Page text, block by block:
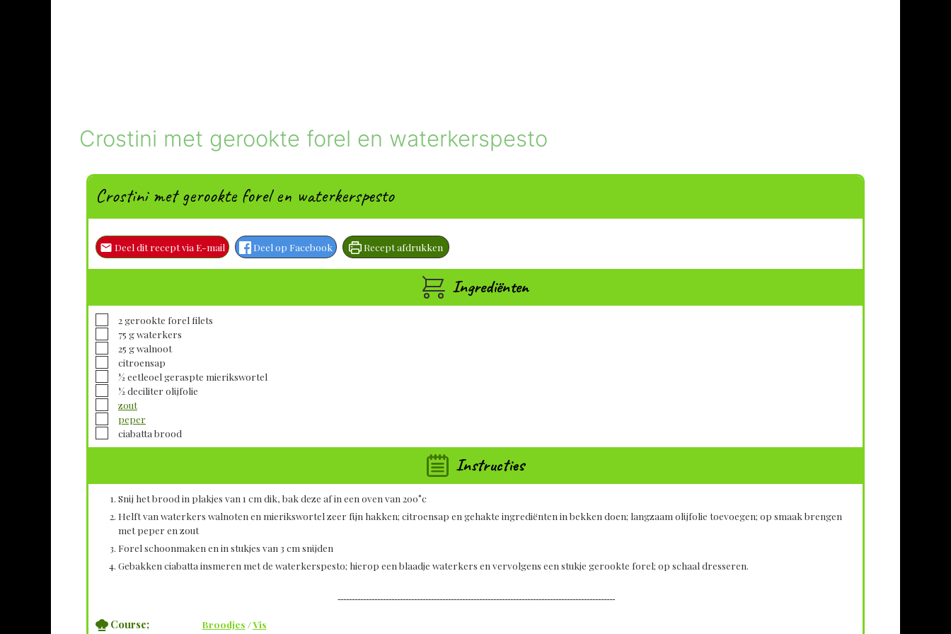
Crostini met gerookte forel en waterkerspesto
Crostini met gerookte forel en waterkerspesto
Deel dit recept via E-mail Deel op Facebook Recept afdrukken
Ingrediënten
▢
2gerookte forel filets
▢
75 gwaterkers
▢
25 gwalnoot
▢
citroensap
▢
½eetleoel geraspte mierikswortel
▢
½deciliter olijfolie
▢
zout
▢
peper
▢
ciabatta brood
Instructies
Snij het brood in plakjes van 1 cm dik, bak deze af in een oven van 200°c
Helft van waterkers walnoten en mierikswortel zeer fijn hakken; citroensap en gehakte ingrediënten in bekken doen; langzaam olijfolie toevoegen; op smaak brengen
met peper en zout
Forel schoonmaken en in stukjes van 3 cm snijden
Gebakken ciabatta insmeren met de waterkerspesto; hierop een blaadje waterkers en vervolgens een stukje gerookte forel; op schaal dresseren.
--------------------------------------------------------------------------------------------------
Course; Broodjes /Vis